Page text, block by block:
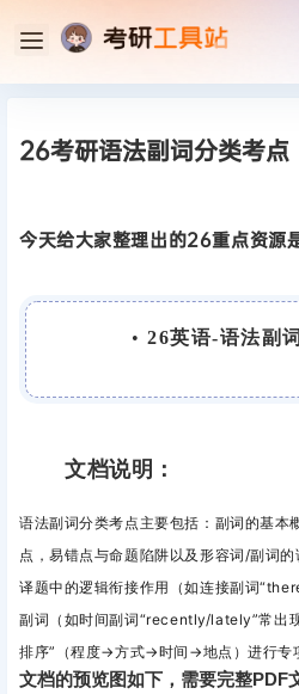
26考研语法副词分类考点
今天给大家整理出的26重点资源
• 26英语-语法副
文档说明：
语法副词分类考点主要包括： 副词的基本
点，易错点与命题陷阱以及 形容词/副词的
译题中的逻辑衔接作用（如连接副词
副词（如时间副词“recently/lately”常出
排序”（程度→方式→时间→地点）进行专
文档的预览图如下，需要完整PDF